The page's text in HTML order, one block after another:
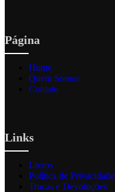
Página
Home
Quem Somos
Contato
Links
Livros
Política de Privacidade
Trocas e Devoluções